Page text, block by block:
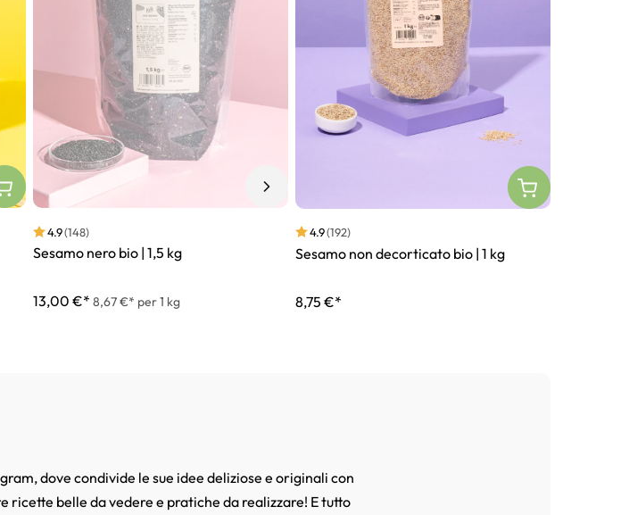
4.9(148)
Sesamo nero bio | 1,5 kg
13,00 €* 8,67 €* per 1 kg
4.9(192)
Sesamo non decorticato bio | 1 kg
8,75 €*
dove condivide le sue idee deliziose e originali con
ricette belle da vedere e pratiche da realizzare! E tutto